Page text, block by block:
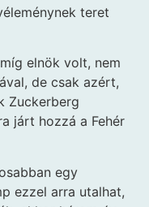
teret
elnök volt, nem
de csak azért,
Zuckerberg
járt hozzá a Fehér
egy
ezzel arra utalhat,